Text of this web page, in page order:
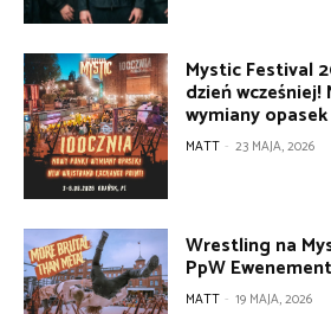
Mystic Festival
dzień
wymiany opasek
MATT - 23 MAJA, 2026
Wrestling na
PpW
MATT - 19 MAJA, 2026